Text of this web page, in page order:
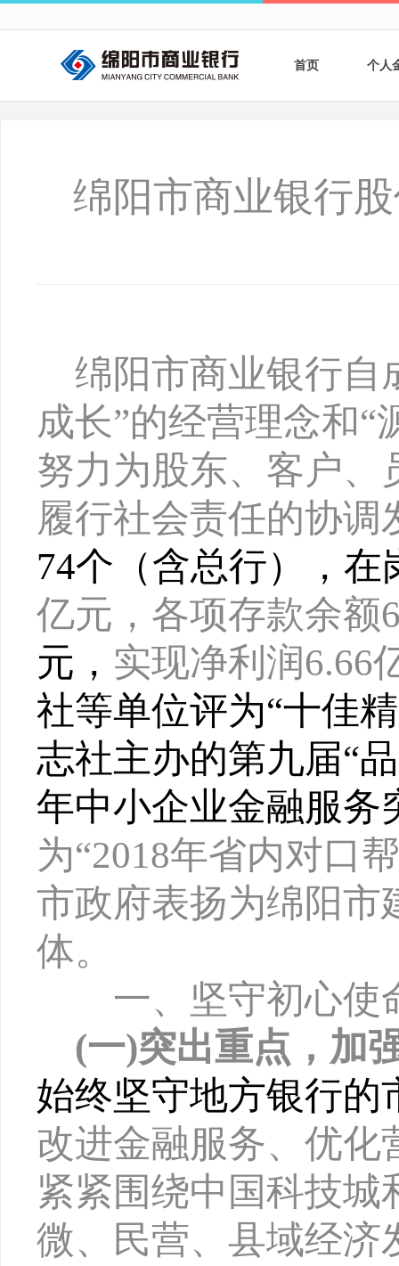
首页 个人
银
绵阳市商业银行
绵阳市商业银行自
成长”的经营理念和“
努力为股东、客户、
履行社会责任的协调
74个（含总行），在
亿元，各项存款余额
元， 实现净利润6.66
社等单位评为“十佳
志社主办的第九届“
年中小企业金融服务
为“2018年省内对口
市政府表扬为绵阳市
体。
一、坚守初心使
(一)突出重点，加
始终坚守地方银行的
改进金融服务、优化
紧紧围绕中国科技
微、民营、县域经济